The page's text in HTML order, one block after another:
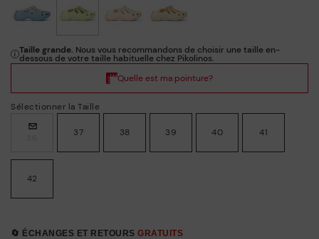
Sélectionner la Taille
37 38 39 40 41
42
🔄 ÉCHANGES ET RETOURS GRATUITS